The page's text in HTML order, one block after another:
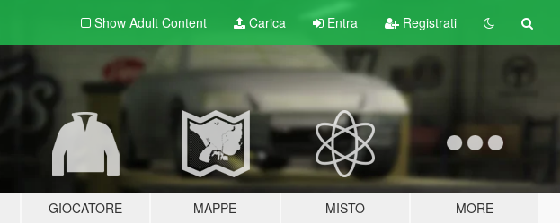
Show Adult Content Carica Entra Registrati
GIOCATORE MAPPE MISTO MORE